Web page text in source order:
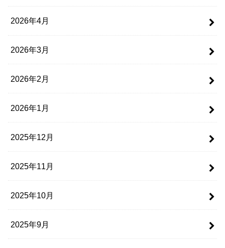
2026年4月
2026年3月
2026年2月
2026年1月
2025年12月
2025年11月
2025年10月
2025年9月